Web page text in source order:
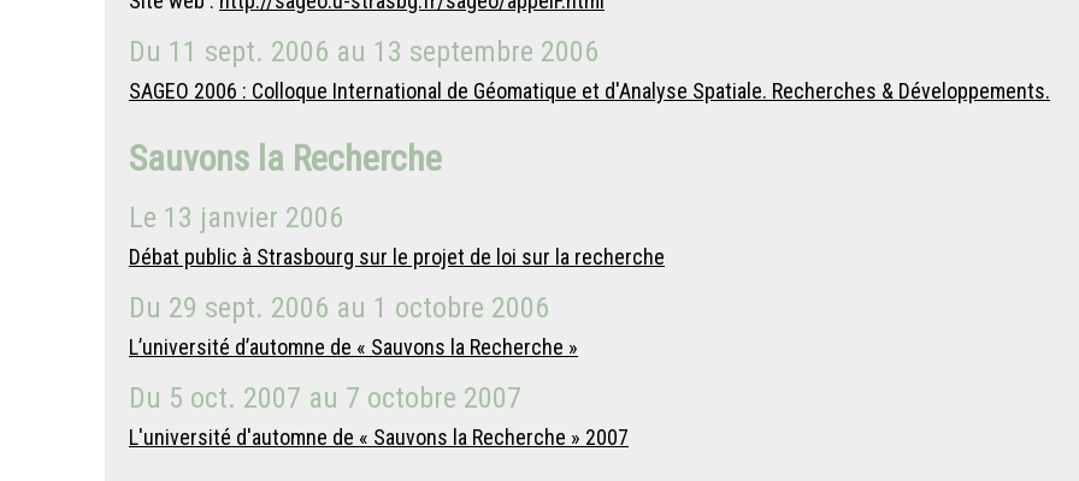
Du 11 sept. 2006 au 13 septembre 2006
SAGEO 2006 : Colloque International de Géomatique et d'Analyse Spatiale. Recherches & Développements.
Sauvons la Recherche
Le 13 janvier 2006
Débat public à Strasbourg sur le projet de loi sur la recherche
Du 29 sept. 2006 au 1 octobre 2006
L’université d’automne de « Sauvons la Recherche »
Du 5 oct. 2007 au 7 octobre 2007
L'université d'automne de « Sauvons la Recherche » 2007